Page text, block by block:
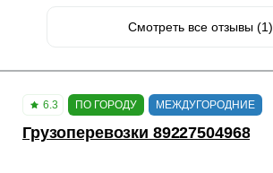
Смотреть все отзывы (1)
6.3 ПО ГОРОДУ МЕЖДУГОРОДНИЕ
Грузоперевозки 89227504968